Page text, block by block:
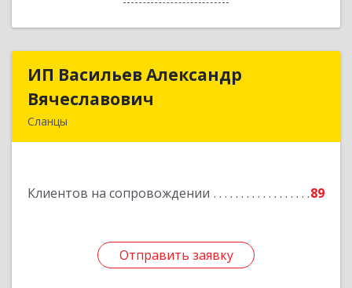
ИП Васильев Александр
Вячеславович
Сланцы
Клиентов на сопровождении 89
Отправить заявку
ИП Васильев Александр
Подробнее
Отправить заявку